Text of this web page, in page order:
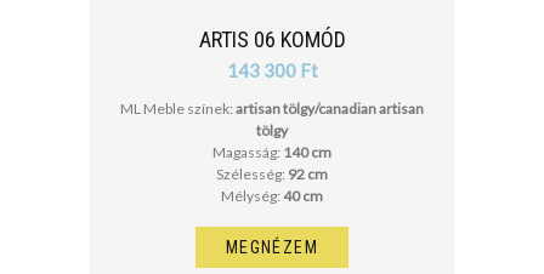
ARTIS 06 KOMÓD
143 300 Ft
ML Meble színek: artisan tölgy/canadian artisan
tölgy
Magasság: 140 cm
Szélesség: 92 cm
Mélység: 40 cm
MEGNÉZEM